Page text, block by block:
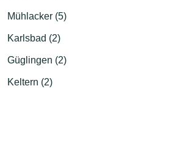
Mühlacker (5)
Karlsbad (2)
Güglingen (2)
Keltern (2)